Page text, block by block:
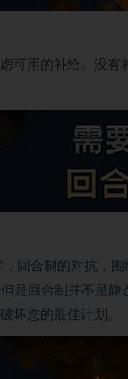
用的补给。没有
合制的对抗，围
是回合制并不是
坏您的最佳计划。